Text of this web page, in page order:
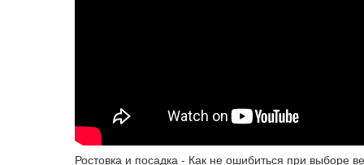
Ростовка и посадка - Как не ошибиться при выборе